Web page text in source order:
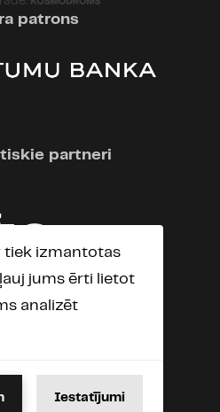
patrons
partneri
tiek izmantotas
jums ērti lietot
analizēt
Iestatījumi